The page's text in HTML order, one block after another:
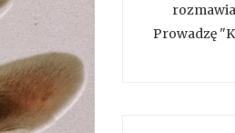
Prowadzę